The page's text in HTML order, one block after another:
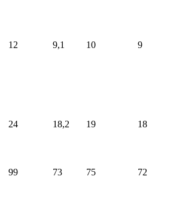
12 9,1 10 9
24 18,2 19 18
99 73 75
72